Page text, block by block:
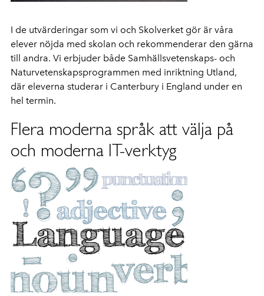
I de utvärderingar som vi och Skolverket gör är våra
elever nöjda med skolan och rekommenderar den gärna
till andra. Vi erbjuder både Samhällsvetenskaps- och
Naturvetenskapsprogrammen med inriktning Utland,
där eleverna studerar i Canterbury i England under en
hel termin.
Flera moderna språk att välja på
och moderna IT-verktyg